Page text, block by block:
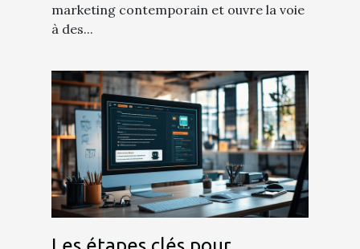
marketing contemporain et ouvre la voie
à des...